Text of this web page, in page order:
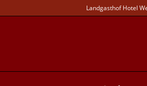
Landgasthof Hotel